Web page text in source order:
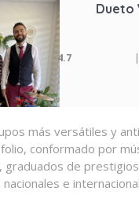
Dueto
4.7 |
más versátiles y
conformado por
graduados de
e